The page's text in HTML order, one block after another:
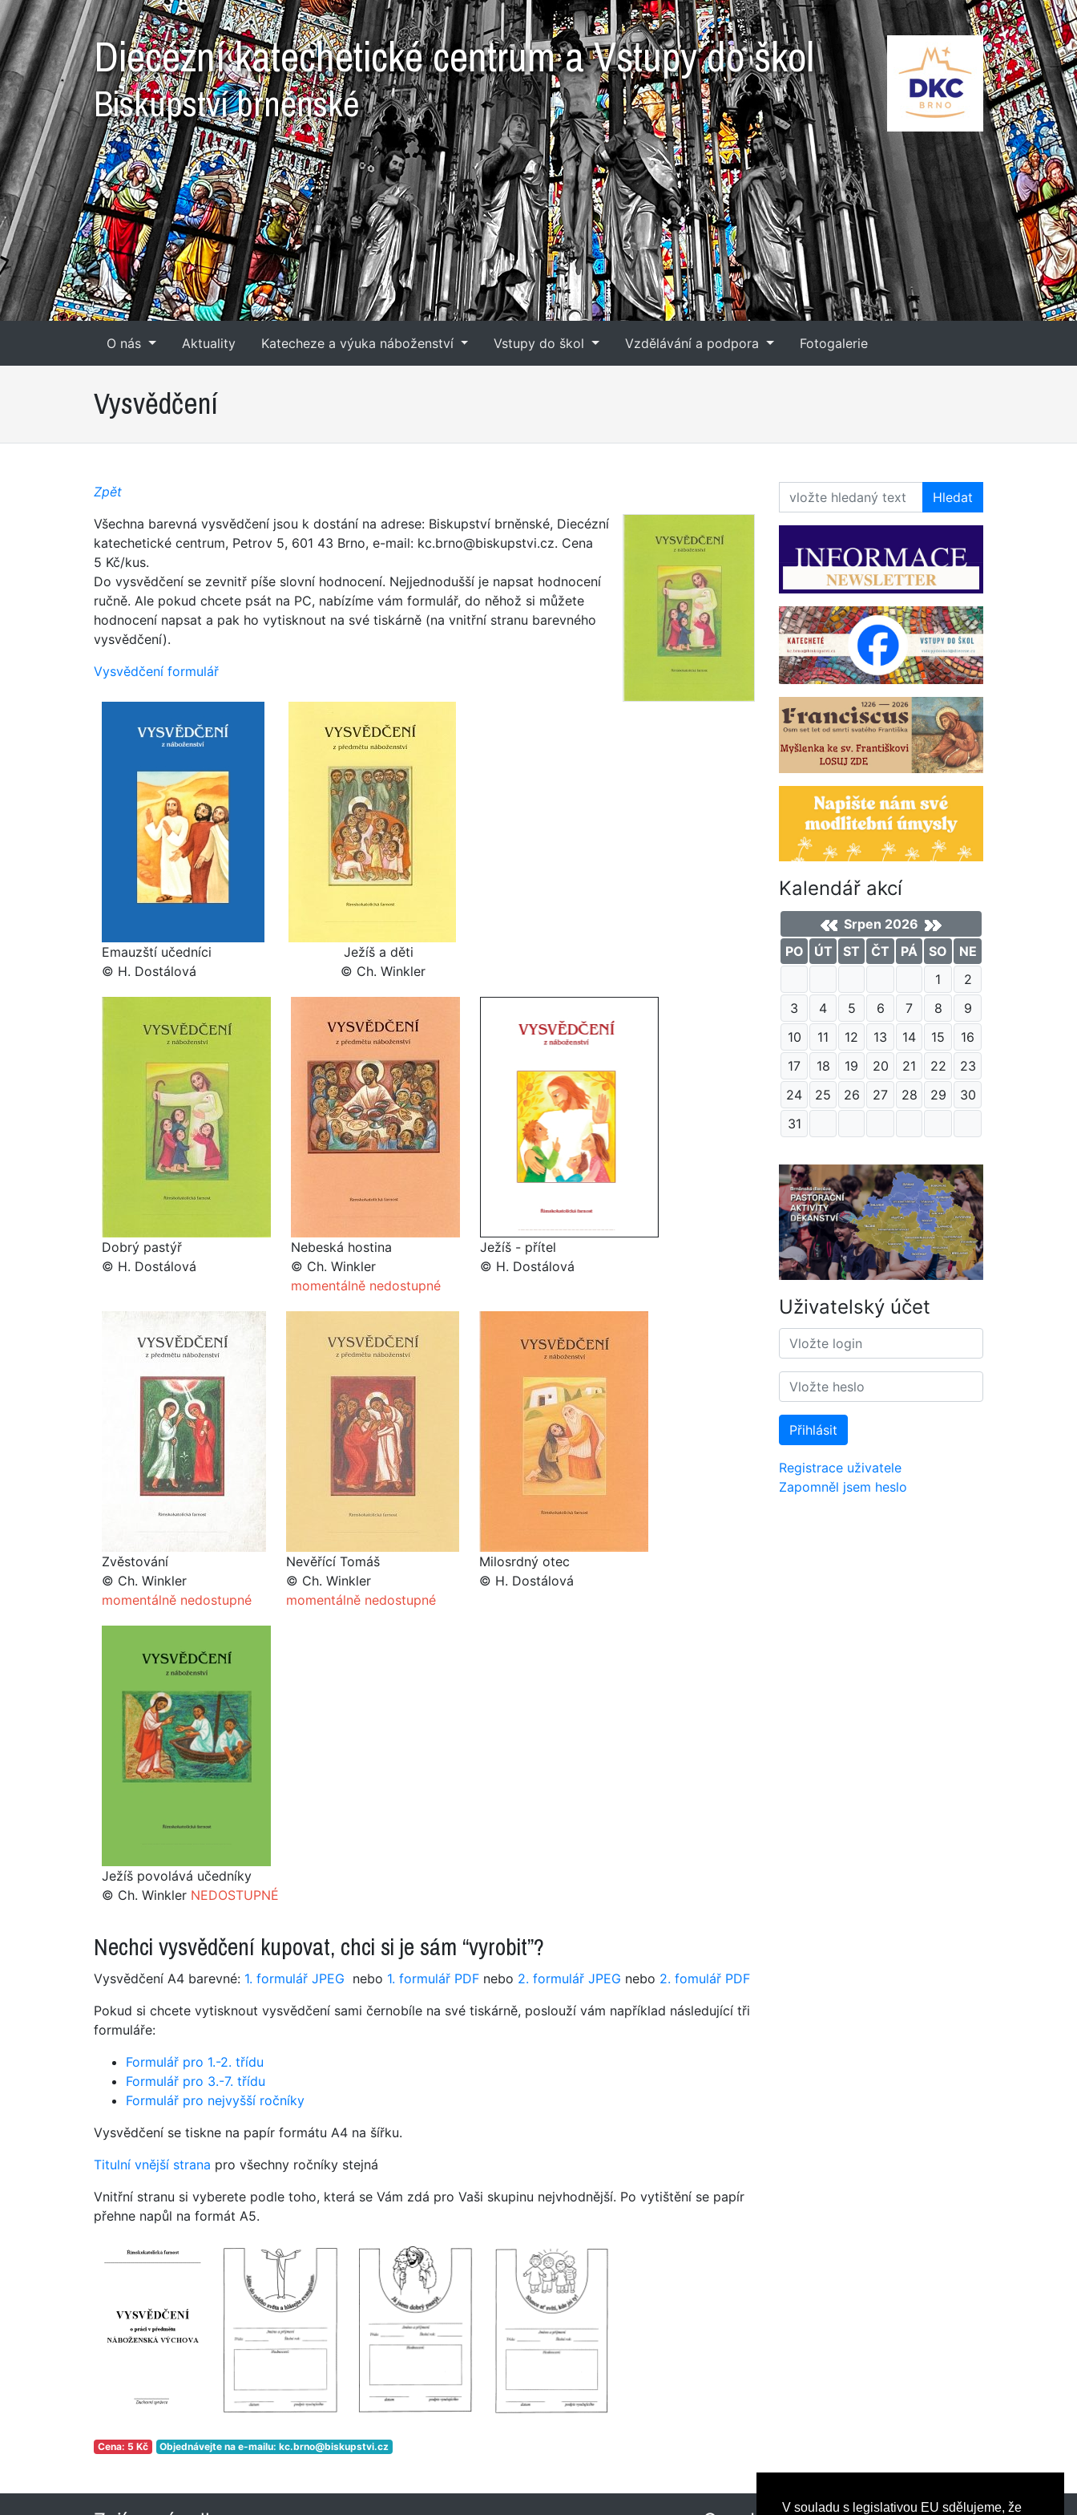
V souladu s legislativou EU sdělujeme, že
Diecézní katechetické centrum a Vstupy do škol
Biskupství brněnské
O nás Aktuality Katecheze a výuka náboženství Vstupy do škol Vzdělávání a podpora Fotogalerie
Vysvědčení
Zpět
Všechna barevná vysvědčení jsou k dostání na adrese: Biskupství brněnské, Diecézní
katechetické centrum, Petrov 5, 601 43 Brno, e-mail: kc.brno@biskupstvi.cz. Cena
5 Kč/kus.
Do vysvědčení se zevnitř píše slovní hodnocení. Nejjednodušší je napsat hodnocení
ručně. Ale pokud chcete psát na PC, nabízíme vám formulář, do něhož si můžete
hodnocení napsat a pak ho vytisknout na své tiskárně (na vnitřní stranu barevného
vysvědčení).
Vysvědčení formulář
Emauzští učedníci
Ježíš a děti
© H. Dostálová © Ch. Winkler
Dobrý pastýř
© H. Dostálová
Nebeská hostina
© Ch. Winkler
momentálně nedostupné
Ježíš - přítel
© H. Dostálová
Zvěstování
© Ch. Winkler
momentálně nedostupné
Nevěřící Tomáš
© Ch. Winkler
momentálně nedostupné
Milosrdný otec
© H. Dostálová
Ježíš povolává učedníky
© Ch. Winkler NEDOSTUPNÉ
Nechci vysvědčení kupovat, chci si je sám “vyrobit”?
Vysvědčení A4 barevné: 1. formulář JPEG nebo 1. formulář PDF nebo 2. formulář JPEG nebo 2. fomulář PDF
Pokud si chcete vytisknout vysvědčení sami černobíle na své tiskárně, poslouží vám například následující tři
formuláře:
Formulář pro 1.-2. třídu
Formulář pro 3.-7. třídu
Formulář pro nejvyšší ročníky
Vysvědčení se tiskne na papír formátu A4 na šířku.
Titulní vnější strana pro všechny ročníky stejná
Vnitřní stranu si vyberete podle toho, která se Vám zdá pro Vaši skupinu nejvhodnější. Po vytištění se papír
přehne napůl na formát A5.
Cena: 5 Kč Objednávejte na e-mailu: kc.brno@biskupstvi.cz
Hledat
Kalendář akcí
Srpen 2026
PO
ÚT ST ČT PÁ SO
NE
1
2
3
4 5 6 7 8
9
10
11 12 13 14 15
16
17
18 19 20 21 22
23
24
25 26 27 28 29
30
31
Uživatelský účet
Přihlásit
Registrace uživatele
Zapomněl jsem heslo